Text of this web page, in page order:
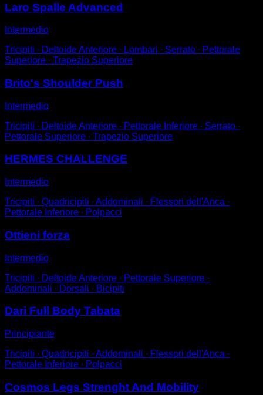
Laro Spalle Advanced
Intermedio
Tricipiti ∙ Deltoide Anteriore ∙ Lombari ∙ Serrato ∙ Pettorale
Superiore ∙ Trapezio Superiore
Brito's Shoulder Push
Intermedio
Tricipiti ∙ Deltoide Anteriore ∙ Pettorale Inferiore ∙ Serrato ∙
Pettorale Superiore ∙ Trapezio Superiore
HERMES CHALLENGE
Intermedio
Tricipiti ∙ Quadricipiti ∙ Addominali ∙ Flessori dell'Anca ∙
Pettorale Inferiore ∙ Polpacci
Ottieni forza
Intermedio
Tricipiti ∙ Deltoide Anteriore ∙ Pettorale Superiore ∙
Addominali ∙ Dorsali ∙ Bicipiti
Dari Full Body Tabata
Principiante
Tricipiti ∙ Quadricipiti ∙ Addominali ∙ Flessori dell'Anca ∙
Pettorale Inferiore ∙ Polpacci
Cosmos Legs Strenght And Mobility